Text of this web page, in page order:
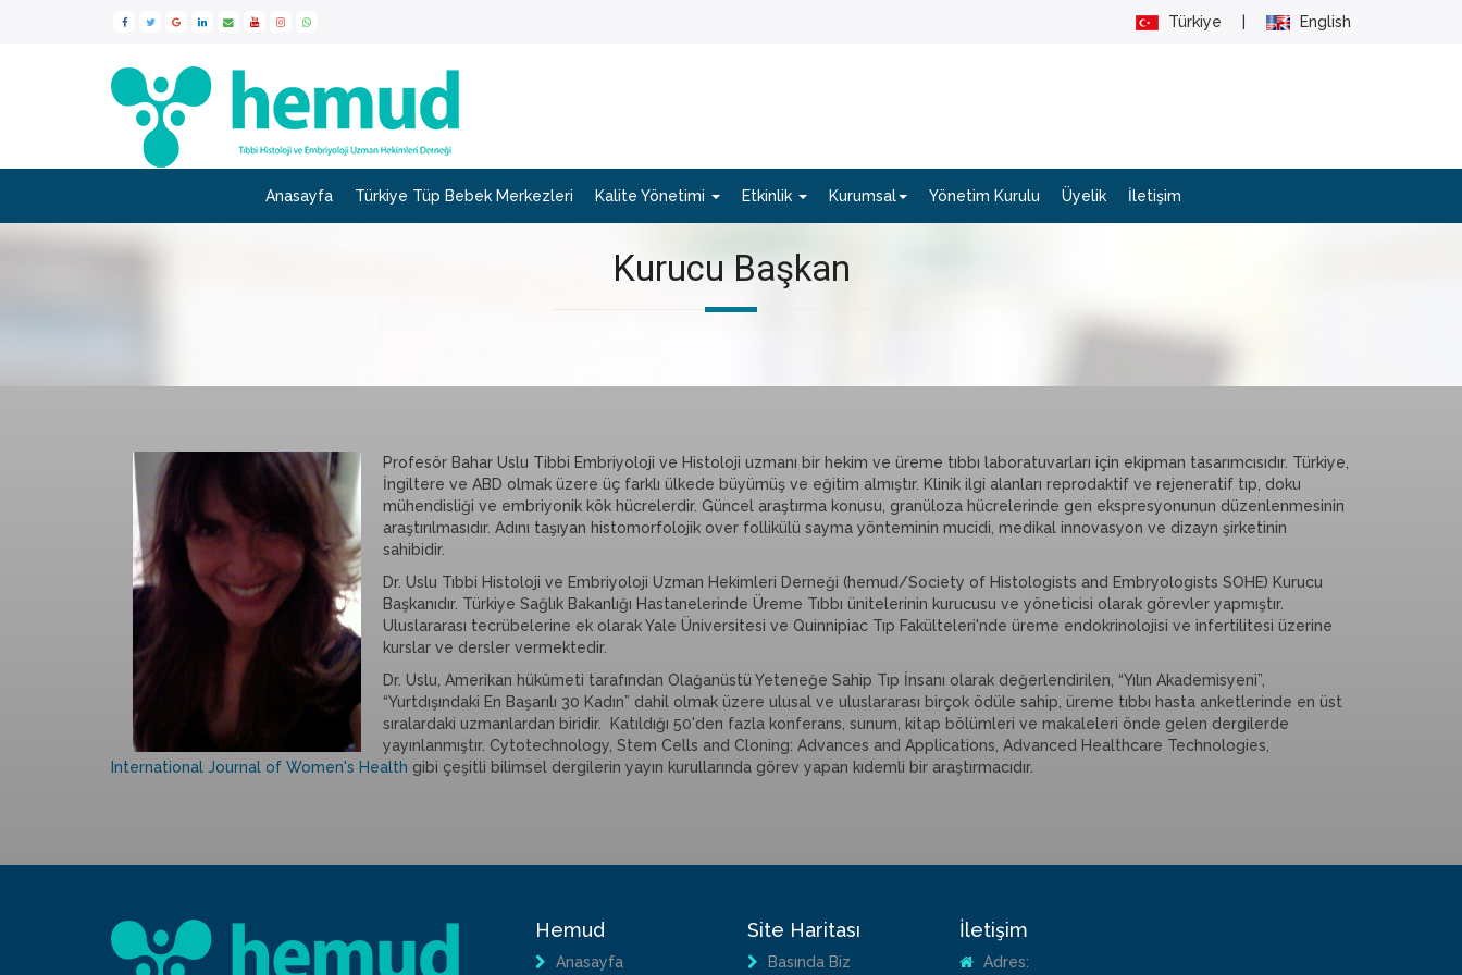
Türkiye English
Anasayfa Türkiye Tüp Bebek Merkezleri Kalite Yönetimi Etkinlik Kurumsal Yönetim Kurulu Üyelik İletişim
Kurucu Başkan
Profesör Bahar Uslu Tibbi Embriyoloji ve Histoloji uzmanı bir hekim ve üreme tıbbı laboratuvarları için ekipman tasarımcısıdır. Türkiye,
İngiltere ve ABD olmak üzere üç farklı ülkede büyümüş ve eğitim almıştır. Klinik ilgi alanları reprodaktif ve rejeneratif tıp, doku
mühendisliği ve embriyonik kök hücrelerdir. Güncel araştırma konusu, granüloza hücrelerinde gen ekspresyonunun düzenlenmesinin
araştırılmasıdır. Adını taşıyan histomorfolojik over follikülü sayma yönteminin mucidi, medikal innovasyon ve dizayn şirketinin
sahibidir.
Dr. Uslu Tıbbi Histoloji ve Embriyoloji Uzman Hekimleri Derneği (hemud/Society of Histologists and Embryologists SOHE) Kurucu
Başkanıdır. Türkiye Sağlık Bakanlığı Hastanelerinde Üreme Tıbbı ünitelerinin kurucusu ve yöneticisi olarak görevler yapmıştır.
Uluslararası tecrübelerine ek olarak Yale Üniversitesi ve Quinnipiac Tıp Fakülteleri'nde üreme endokrinolojisi ve infertilitesi üzerine
kurslar ve dersler vermektedir.
Dr. Uslu, Amerikan hükûmeti tarafından Olağanüstü Yeteneğe Sahip Tıp İnsanı olarak değerlendirilen, “Yılın Akademisyeni”,
“Yurtdışındaki En Başarılı 30 Kadın” dahil olmak üzere ulusal ve uluslararası birçok ödüle sahip, üreme tıbbı hasta anketlerinde en üst
sıralardaki uzmanlardan biridir. Katıldığı 50'den fazla konferans, sunum, kitap bölümleri ve makaleleri önde gelen dergilerde
yayınlanmıştır. Cytotechnology, Stem Cells and Cloning: Advances and Applications, Advanced Healthcare Technologies,
International Journal of Women's Health gibi çeşitli bilimsel dergilerin yayın kurullarında görev yapan kıdemli bir araştırmacıdır.
Hemud
Anasayfa
Site Haritası
Basında Biz
İletişim
Adres: